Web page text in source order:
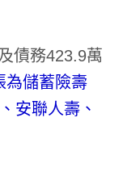
債務423.9萬
為儲蓄險壽
安聯人壽、